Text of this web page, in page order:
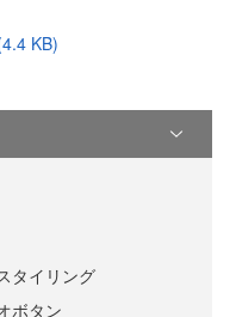
KB)
タイリング
ボタン